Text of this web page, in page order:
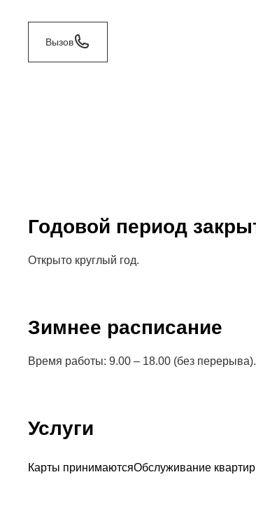
Вызов
Годовой период
Открыто круглый год.
Зимнее расписание
Время работы: 9.00 – 18.00 (без перерыва).
Услуги
Карты принимаютсяОбслуживание